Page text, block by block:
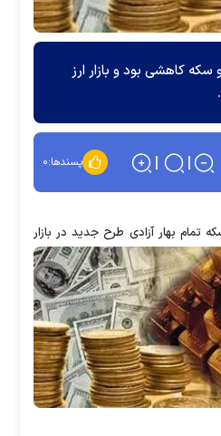
سکه کاهشی بود و بازار ارز
پسندها:۰
تمام بهار آزادی طرح جدید در بازار